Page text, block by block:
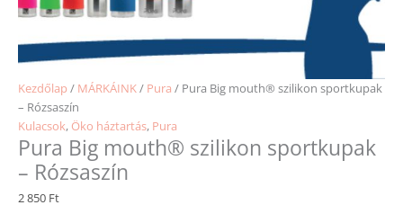
Kezdőlap / MÁRKÁINK/ Pura / Pura Big mouth® szilikon sportkupak
– Rózsaszín
Kulacsok, Öko háztartás, Pura
Pura Big mouth® szilikon sportkupak
– Rózsaszín
2 850 Ft